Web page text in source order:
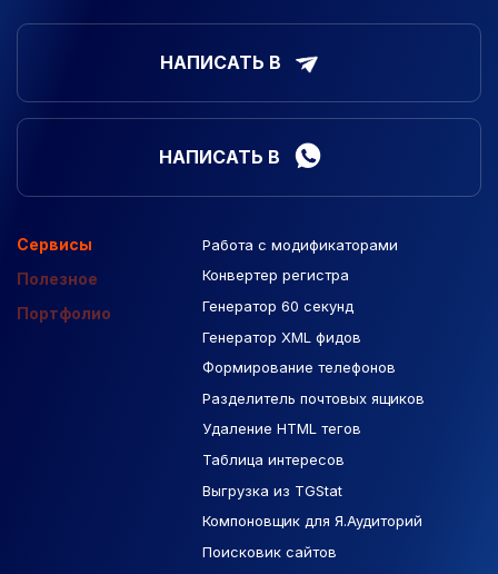
НАПИСАТЬ В
НАПИСАТЬ В
Сервисы
Полезное
Портфолио
Работа с модификаторами
Конвертер регистра
Генератор 60 секунд
Генератор XML фидов
Формирование телефонов
Разделитель почтовых ящиков
Удаление HTML тегов
Таблица интересов
Выгрузка из TGStat
Компоновщик для Я.Аудиторий
Поисковик сайтов
Подборка сайтов
Макеты Figma
База Яндекс Карты
РСЯ площадки
Созданные сайты
Контекстная реклама